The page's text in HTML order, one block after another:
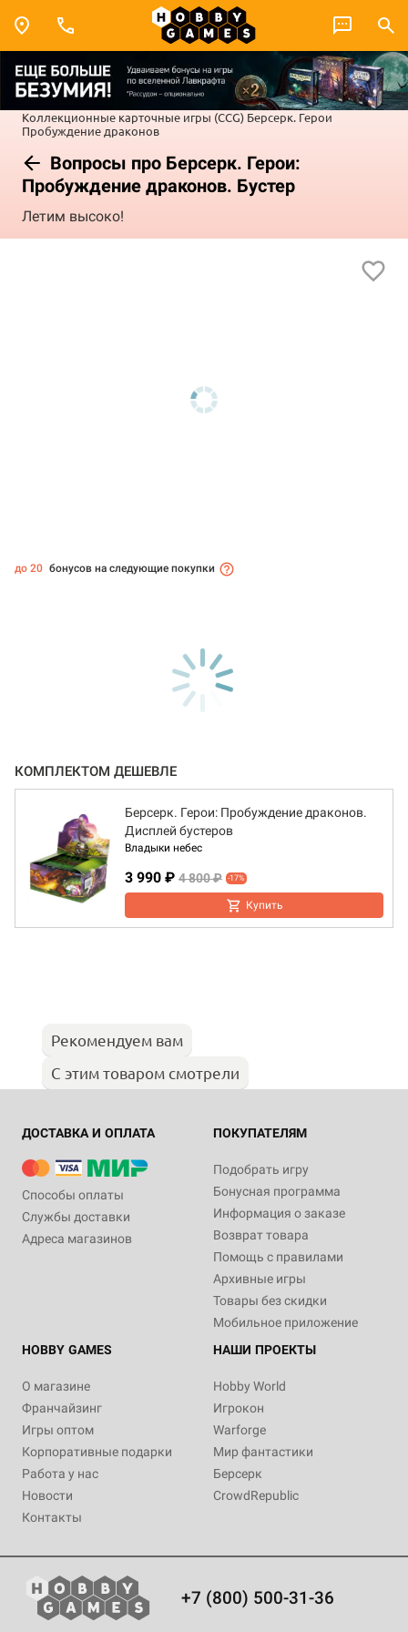
Коллекционные карточные игры (CCG) Берсерк. Герои
Пробуждение драконов
Вопросы про Берсерк. Герои:
Пробуждение драконов. Бустер
Летим высоко!
до 20 бонусов на следующие покупки
КОМПЛЕКТОМ ДЕШЕВЛЕ
Берсерк. Герои: Пробуждение драконов.
Дисплей бустеров
Владыки небес
3 990 ₽ 4 800 ₽ -17%
Купить
Рекомендуем вам
С этим товаром смотрели
ДОСТАВКА И ОПЛАТА
Способы оплаты
Службы доставки
Адреса магазинов
ПОКУПАТЕЛЯМ
Подобрать игру
Бонусная программа
Информация о заказе
Возврат товара
Помощь с правилами
Архивные игры
Товары без скидки
Мобильное приложение
HOBBY GAMES
О магазине
Франчайзинг
Игры оптом
Корпоративные подарки
Работа у нас
Новости
Контакты
НАШИ ПРОЕКТЫ
Hobby World
Игрокон
Warforge
Мир фантастики
Берсерк
CrowdRepublic
+7 (800) 500-31-36